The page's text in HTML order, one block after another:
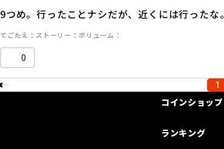
9つめ。行ったことナシだが、近くには行ったな。
てごたえ ストーリー ボリューム
0
1
コインショップ
ランキング